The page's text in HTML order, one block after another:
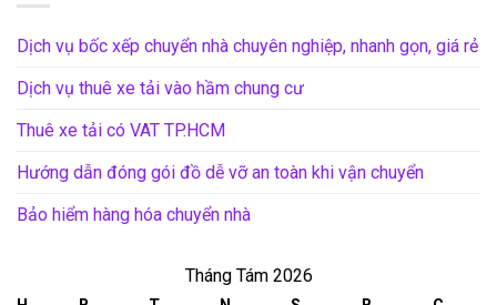
Dịch vụ bốc xếp chuyển nhà chuyên nghiệp, nhanh gọn, giá rẻ
Dịch vụ thuê xe tải vào hầm chung cư
Thuê xe tải có VAT TP.HCM
Hướng dẫn đóng gói đồ dễ vỡ an toàn khi vận chuyển
Bảo hiểm hàng hóa chuyển nhà
Tháng Tám 2026